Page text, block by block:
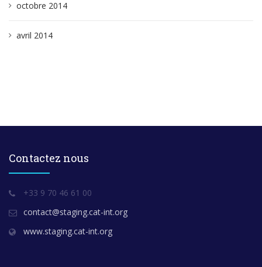
octobre 2014
avril 2014
Contactez nous
+33 9 70 46 61 00
contact@staging.cat-int.org
www.staging.cat-int.org